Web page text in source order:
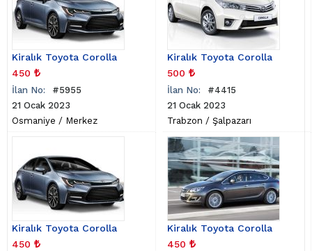
Kiralık Toyota Corolla
450
İlan No:
#5955
21 Ocak 2023
Osmaniye / Merkez
Kiralık Toyota Corolla
500
İlan No:
#4415
21 Ocak 2023
Trabzon / Şalpazarı
Kiralık Toyota Corolla
450
Kiralık Toyota Corolla
450